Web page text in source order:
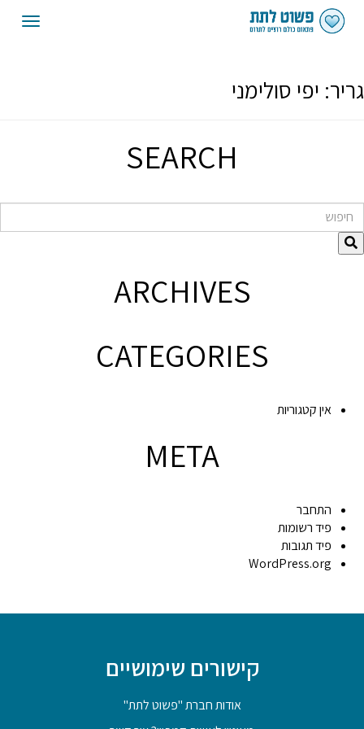
גריר: יפי סולימני
SEARCH
חיפוש
ARCHIVES
CATEGORIES
אין קטגוריות
META
התחבר
פיד רשומות
פיד תגובות
WordPress.org
קישורים שימושיים
אודות חברת "פשוט לתת"